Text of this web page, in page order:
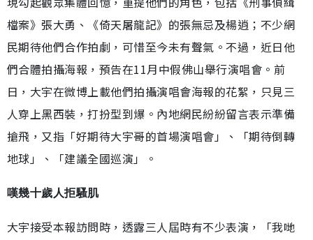
檔案》張大勇、《倚天屠龍記》的張無忌及楊逍；不少網
民期待他們合作拍劇，可惜至今未有聲氣。不過，近日他
們合體拍攝海報，預告在11月中假佛山舉行演唱會。前
日，大宇在微博上載他們拍攝演唱會海報的花絮，只見三
人穿上黑西裝，打扮型到爆。內地網民紛紛留言表示準備
搶飛，又指「好期待大宇哥的首場演唱會」、「期待倒轉
地球」、「建議全國巡演」。
嘆幾十歲人拒騷肌
大宇接受本報訪問時，透露三人屆時有不少表演，「我哋